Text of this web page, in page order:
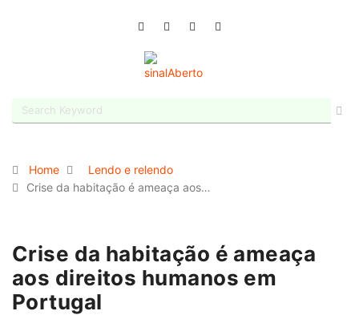
Home
Lendo e relendo
Crise da habitação é ameaça aos…
Crise da habitação é ameaça
aos direitos humanos em
Portugal